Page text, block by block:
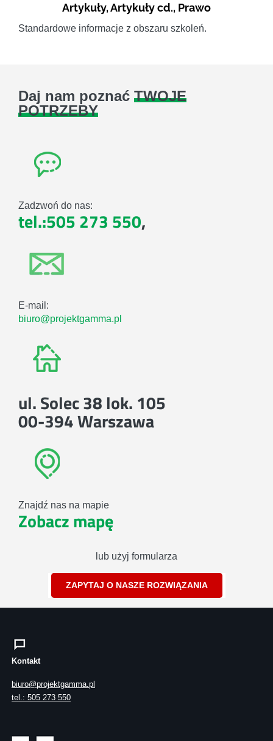
Artykuły,Artykuły cd., Prawo
Standardowe informacje z obszaru szkoleń.
Daj nam poznać TWOJE
POTRZEBY
Zadzwoń do nas:
tel.:505 273 550,
E-mail:
biuro@projektgamma.pl
ul. Solec 38 lok. 105
00-394 Warszawa
Znajdź nas na mapie
Zobacz mapę
lub użyj formularza
ZAPYTAJ O NASZE ROZWIĄZANIA
Kontakt
biuro@projektgamma.pl
tel.: 505 273 550